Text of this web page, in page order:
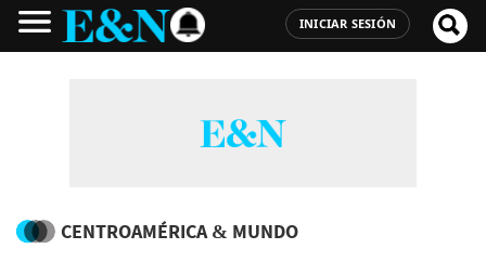
INICIAR SESIÓN
CENTROAMÉRICA & MUNDO